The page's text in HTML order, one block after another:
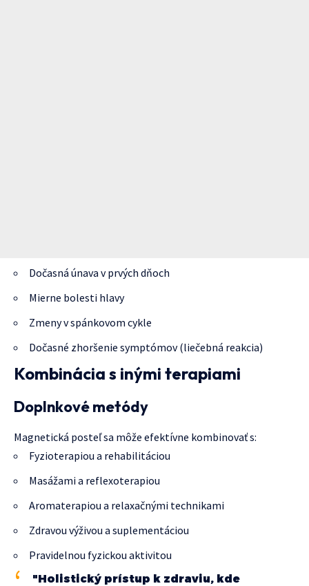
Dočasná únava v prvých dňoch
Mierne bolesti hlavy
Zmeny v spánkovom cykle
Dočasné zhoršenie symptómov (liečebná reakcia)
Kombinácia s inými terapiami
Doplnkové metódy
Magnetická posteľ sa môže efektívne kombinovať s:
Fyzioterapiou a rehabilitáciou
Masážami a reflexoterapiou
Aromaterapiou a relaxačnými technikami
Zdravou výživou a suplementáciou
Pravidelnou fyzickou aktivitou
"Holistický prístup k zdraviu, kde